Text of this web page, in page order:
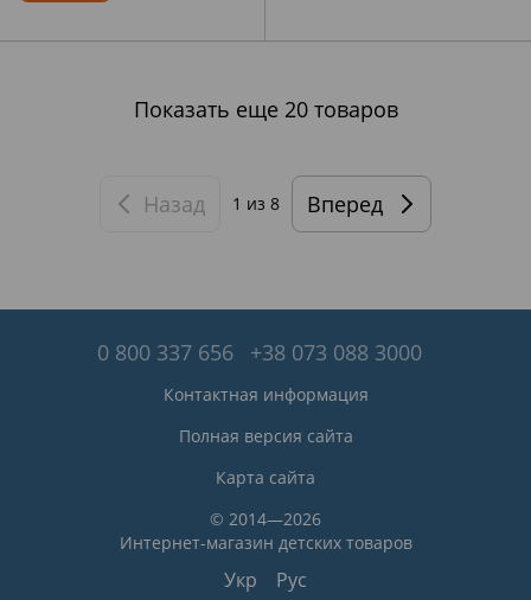
Показать еще 20 товаров
Назад 1 из 8 Вперед
0 800 337 656 +38 073 088 3000
Контактная информация
Полная версия сайта
Карта сайта
© 2014—2026
Интернет-магазин детских товаров
Укр Рус